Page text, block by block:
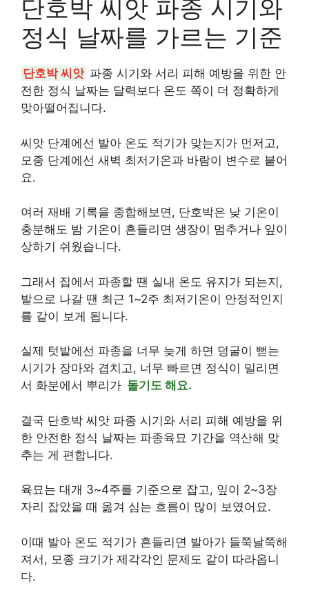
단호박 씨앗 파종 시기와
정식 날짜를 가르는 기준
단호박 씨앗 파종 시기와 서리 피해 예방을 위한 안
전한 정식 날짜는 달력보다 온도 쪽이 더 정확하게
맞아떨어집니다.
씨앗 단계에선 발아 온도 적기가 맞는지가 먼저고,
모종 단계에선 새벽 최저기온과 바람이 변수로 붙어
요.
여러 재배 기록을 종합해보면, 단호박은 낮 기온이
충분해도 밤 기온이 흔들리면 생장이 멈추거나 잎이
상하기 쉬웠습니다.
그래서 집에서 파종할 땐 실내 온도 유지가 되는지,
밭으로 나갈 땐 최근 1~2주 최저기온이 안정적인지
를 같이 보게 됩니다.
실제 텃밭에선 파종을 너무 늦게 하면 덩굴이 뻗는
시기가 장마와 겹치고, 너무 빠르면 정식이 밀리면
서 화분에서 뿌리가 돌기도 해요.
결국 단호박 씨앗 파종 시기와 서리 피해 예방을 위
한 안전한 정식 날짜는 파종육묘 기간을 역산해 맞
추는 게 편합니다.
육묘는 대개 3~4주를 기준으로 잡고, 잎이 2~3장
자리 잡았을 때 옮겨 심는 흐름이 많이 보였어요.
이때 발아 온도 적기가 흔들리면 발아가 들쭉날쭉해
져서, 모종 크기가 제각각인 문제도 같이 따라옵니
다.